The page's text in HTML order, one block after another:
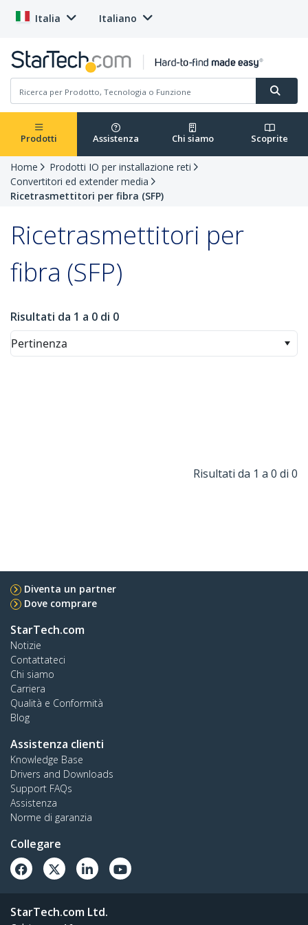
Italia Italiano
Prodotti Assistenza Chi siamo Scoprite
Home
Prodotti IO per installazione reti
Convertitori ed extender media
Ricetrasmettitori per fibra (SFP)
Ricetrasmettitori per
fibra (SFP)
Risultati da 1 a 0 di 0
Pertinenza
Risultati da 1 a 0 di 0
Diventa un partner
Dove comprare
StarTech.com
Notizie
Contattateci
Chi siamo
Carriera
Qualità e Conformità
Blog
Assistenza clienti
Knowledge Base
Drivers and Downloads
Support FAQs
Assistenza
Norme di garanzia
Collegare
StarTech.com Ltd.